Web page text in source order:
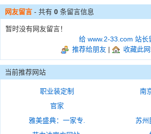
网友留言 - 共有 0 条留言信息
暂时没有网友留言！
给 www.2-33.com 站长
推荐给朋友 | 收藏此
当前推荐网站
职业装定制
南
官家
雅美盛典：一家专.
苏州